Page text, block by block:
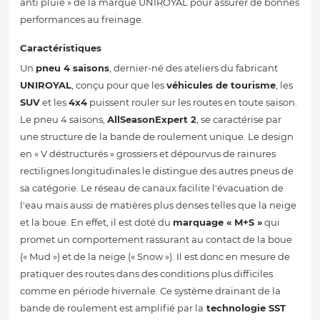
anti pluie » de la marque UNIROYAL pour assurer de bonnes
performances au freinage.
Caractéristiques
Un pneu 4 saisons, dernier-né des ateliers du fabricant
UNIROYAL, conçu pour que lesvéhicules de tourisme, les
SUVet les4x4 puissent rouler sur les routes en toute saison.
Le pneu 4 saisons, AllSeasonExpert 2, se caractérise par
une structure de la bande de roulement unique. Le design
en « V déstructurés » grossiers et dépourvus de rainures
rectilignes longitudinales le distingue des autres pneus de
sa catégorie. Le réseau de canaux facilite l'évacuation de
l'eau mais aussi de matières plus denses telles que la neige
et la boue. En effet, il est doté du marquage « M+S »qui
promet un comportement rassurant au contact de la boue
(« Mud ») et de la neige (« Snow »). Il est donc en mesure de
pratiquer des routes dans des conditions plus difficiles
comme en période hivernale. Ce système drainant de la
bande de roulement est amplifié par la technologie SST